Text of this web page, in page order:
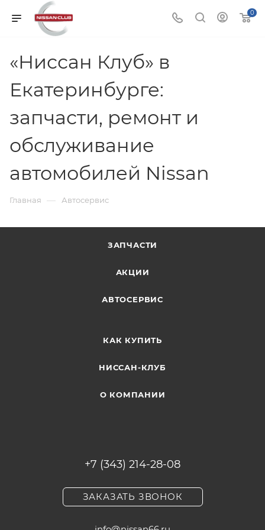
0
«Ниссан Клуб» в
Екатеринбурге:
запчасти, ремонт и
обслуживание
автомобилей Nissan
Главная — Автосервис
ЗАПЧАСТИ
АКЦИИ
АВТОСЕРВИС
КАК КУПИТЬ
НИССАН-КЛУБ
О КОМПАНИИ
+7 (343) 214-28-08
ЗАКАЗАТЬ ЗВОНОК